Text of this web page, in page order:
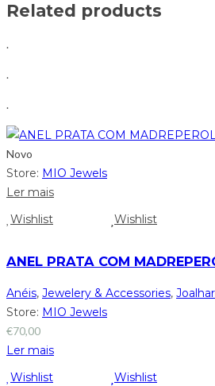
Related products
.
.
.
Novo
Store: MIO Jewels
Ler mais
Wishlist
Wishlist
ANEL PRATA COM
Anéis, Jewelery & Accessories,
Store: MIO Jewels
€70,00
Ler mais
Wishlist
Wishlist